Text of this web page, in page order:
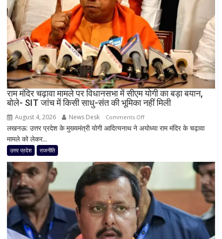
सहप्रभारी
टीम
बदली,
नई
जिम्मेदारियां
घोषित
राम मंदिर चढ़ावा मामले पर विधानसभा में सीएम योगी का बड़ा बयान,
बोले- SIT जांच में किसी साधु-संत की भूमिका नहीं मिली
August 4, 2026 News Desk Comments Offon
राम
पर
विधानसभा
सीएम
योगी
का
बड़ा
लखनऊ: उत्तर प्रदेश के मुख्यमंत्री योगी आदित्यनाथ ने अयोध्या राम मंदिर के चढ़ावा
मामले को लेकर...
उत्तर प्रदेश राजनीति